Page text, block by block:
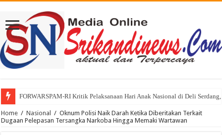
FORWARSPAM-RI Kritik Pelaksanaan Hari Anak Nasional di Deli
Home / Nasional / Oknum Polisi Naik Darah Ketika Diberitakan Terkait
Dugaan Pelepasan Tersangka Narkoba Hingga Memaki Wartawan